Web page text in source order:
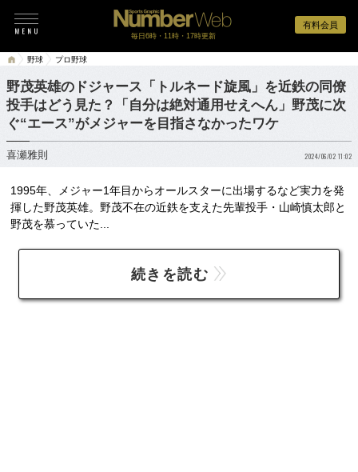
有料会員
毎日6時・11時・17時更新
野球 プロ野球
野茂英雄のドジャース「トルネード旋風」を近鉄の同僚
投手はどう見た？「自分は絶対通用せえへん」野茂に次
ぐ“エース”がメジャーを目指さなかったワケ
喜瀬雅則 2024/06/02 11:02
1995年、メジャー1年目からオールスターに出場するなど実力を発
揮した野茂英雄。野茂不在の近鉄を支えた先輩投手・山崎慎太郎と
野茂を慕っていた...
続きを読む